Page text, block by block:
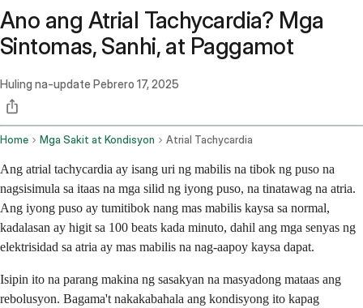
Ano ang Atrial Tachycardia? Mga
Sintomas, Sanhi, at Paggamot
Huling na-update Pebrero 17, 2025
Home Mga Sakit at Kondisyon Atrial Tachycardia
Ang atrial tachycardia ay isang uri ng mabilis na tibok ng puso na
nagsisimula sa itaas na mga silid ng iyong puso, na tinatawag na atria.
Ang iyong puso ay tumitibok nang mas mabilis kaysa sa normal,
kadalasan ay higit sa 100 beats kada minuto, dahil ang mga senyas ng
elektrisidad sa atria ay mas mabilis na nag-aapoy kaysa dapat.
Isipin ito na parang makina ng sasakyan na masyadong mataas ang
rebolusyon. Bagama't nakakabahala ang kondisyong ito kapag